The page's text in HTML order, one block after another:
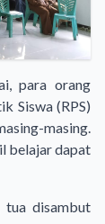
para orang
Siswa (RPS)
masing.
belajar dapat
tua disambut